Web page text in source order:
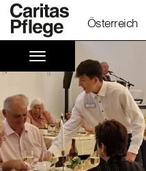
Österreich